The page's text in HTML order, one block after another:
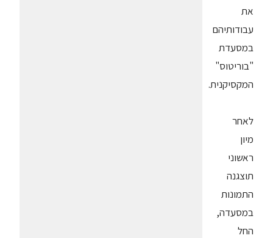
את
עבודותיהם
במסעדת
"בוריטוס"
המקסיקנית.
לאחר
מיון
ראשוני
תוצגנה
התמונות
במסעדה,
החל